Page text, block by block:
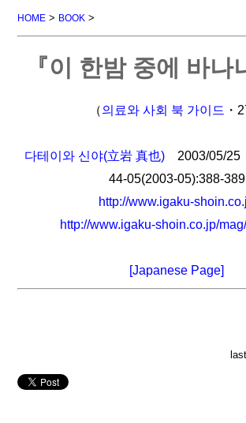
HOME > BOOK >
『이 한밤 중에 바나
（의료와 사회 북 가이드 ・
다테이와 신야(立岩 真也) 2003/05/25
44-05(2003-05):388-389
http://www.igaku-
http://www.igaku-shoin.co.jp/
[Japanese Page]